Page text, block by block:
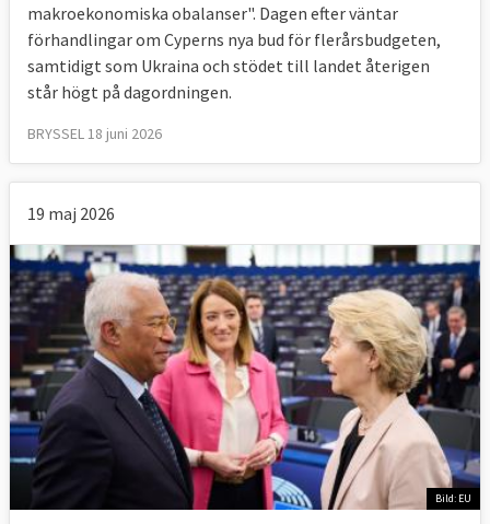
makroekonomiska obalanser". Dagen efter väntar
förhandlingar om Cyperns nya bud för flerårsbudgeten,
samtidigt som Ukraina och stödet till landet återigen
står högt på dagordningen.
BRYSSEL 18 juni 2026
19 maj 2026
Bild: EU